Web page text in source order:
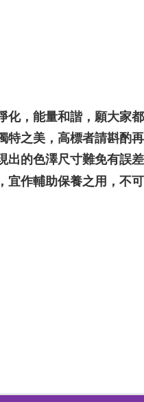
化，能量和諧，願大家
特之美，高標者請斟酌
的色澤尺寸難免有誤差
作輔助保養之用，不